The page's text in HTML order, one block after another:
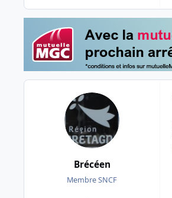
Brécéen
Membre SNCF